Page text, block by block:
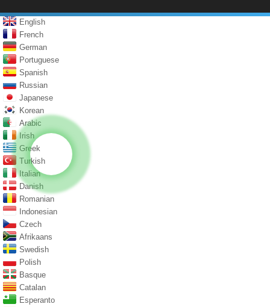
English
French
German
Portuguese
Spanish
Russian
Japanese
Korean
Arabic
Irish
Greek
Turkish
Italian
Danish
Romanian
Indonesian
Czech
Afrikaans
Swedish
Polish
Basque
Catalan
Esperanto